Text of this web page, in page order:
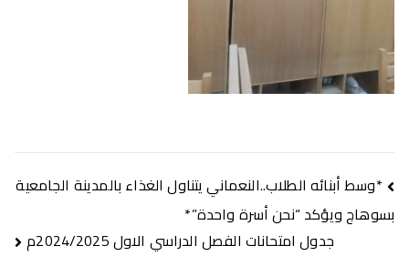
تصفّح
المقالات
*وسط أبنائه الطلاب..النعماني يتناول الغذاء بالمدينة الجامعية
بسوهاج ويؤكد “نحن أسرة واحدة”*
جدول امتحانات الفصل الدراسي الاول 2024/2025م